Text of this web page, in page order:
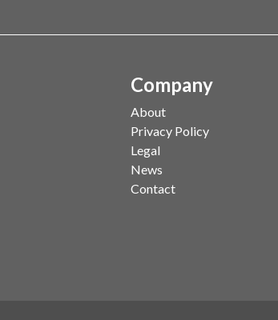
Company
About
Privacy Policy
Legal
News
Contact